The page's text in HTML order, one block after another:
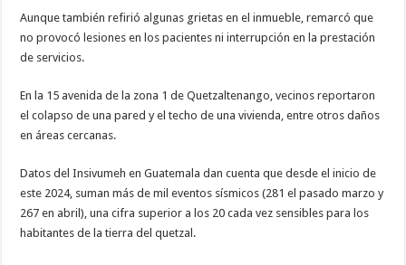
Aunque también refirió algunas grietas en el inmueble, remarcó que
no provocó lesiones en los pacientes ni interrupción en la prestación
de servicios.
En la 15 avenida de la zona 1 de Quetzaltenango, vecinos reportaron
el colapso de una pared y el techo de una vivienda, entre otros daños
en áreas cercanas.
Datos del Insivumeh en Guatemala dan cuenta que desde el inicio de
este 2024, suman más de mil eventos sísmicos (281 el pasado marzo y
267 en abril), una cifra superior a los 20 cada vez sensibles para los
habitantes de la tierra del quetzal.